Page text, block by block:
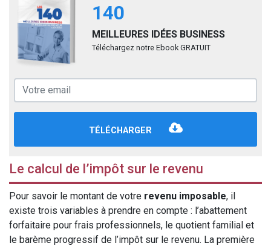
140
MEILLEURES IDÉES BUSINESS
Téléchargez notre Ebook GRATUIT
TÉLÉCHARGER
Le calcul de l’impôt sur le revenu
Pour savoir le montant de votre revenu imposable, il
existe trois variables à prendre en compte : l’abattement
forfaitaire pour frais professionnels, le quotient familial et
le barème progressif de l’impôt sur le revenu. La première